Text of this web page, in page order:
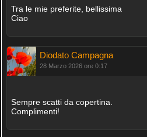
Tra le mie preferite, bellissima
Ciao
Diodato Campagna
28 Marzo 2026 ore 0:17
Sempre scatti da copertina.
Complimenti!